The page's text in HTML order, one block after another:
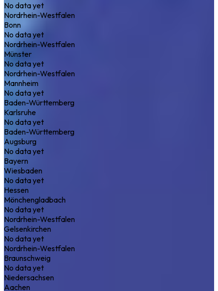
No data yet
Nordrhein-Westfalen
Bonn
No data yet
Nordrhein-Westfalen
Münster
No data yet
Nordrhein-Westfalen
Mannheim
No data yet
Baden-Württemberg
Karlsruhe
No data yet
Baden-Württemberg
Augsburg
No data yet
Bayern
Wiesbaden
No data yet
Hessen
Mönchengladbach
No data yet
Nordrhein-Westfalen
Gelsenkirchen
No data yet
Nordrhein-Westfalen
Braunschweig
No data yet
Niedersachsen
Aachen